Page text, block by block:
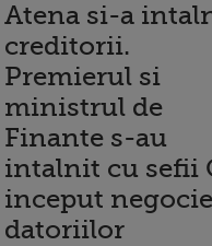
Atena si-a
creditorii.
Premierul si
ministrul de
Finante s-au
intalnit cu sefii
inceput
datoriilor